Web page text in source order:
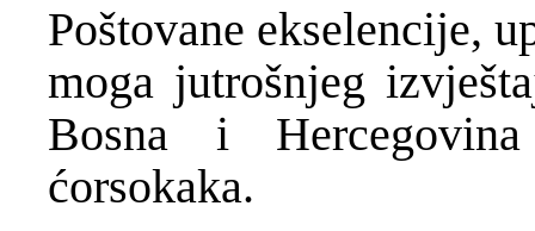
Poštovane ekselencije,
moga jutrošnjeg
Bosna i
ćorsokaka.